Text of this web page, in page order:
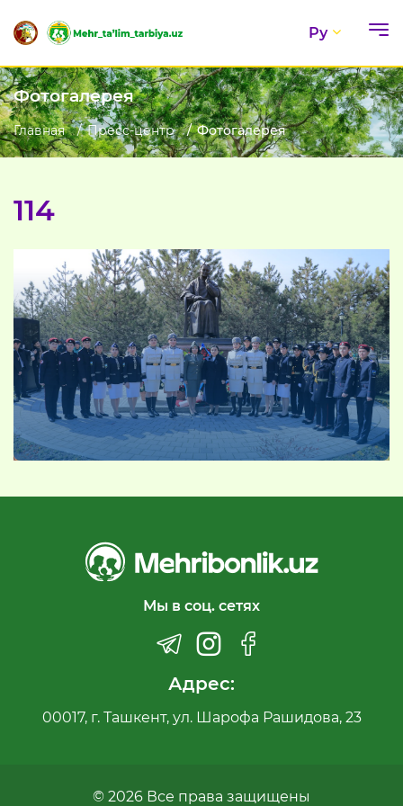
Ру
Фотогалерея
Главная Пресс-центр Фотогалерея
114
Мы в соц. сетях
Адрес:
00017, г. Ташкент, ул. Шарофа Рашидова, 23
© 2026 Все права защищены